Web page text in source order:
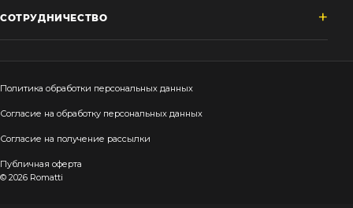
СОТРУДНИЧЕСТВО
Политика обработки персональных данных
Согласие на обработку персональных данных
Согласие на получение рассылки
Публичная оферта
© 2026 Romatti